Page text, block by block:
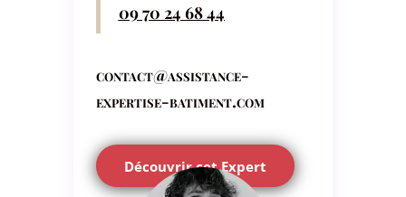
09 70 24 68 44
contact@assistance-
expertise-batiment.com
Découvrir cet Expert